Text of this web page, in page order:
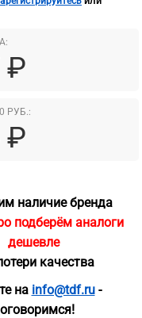
₽
РУБ.:
₽
наличие бренда
подберём аналоги
дешевле
качества
на info@tdf.ru-